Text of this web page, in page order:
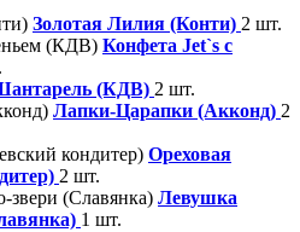
Золотая Лилия (Конти) 2 шт.
Конфета Jet`s с
(КДВ) 2 шт.
Лапки-Царапки (Акконд) 2
Ореховая
2 шт.
Левушка
1 шт.